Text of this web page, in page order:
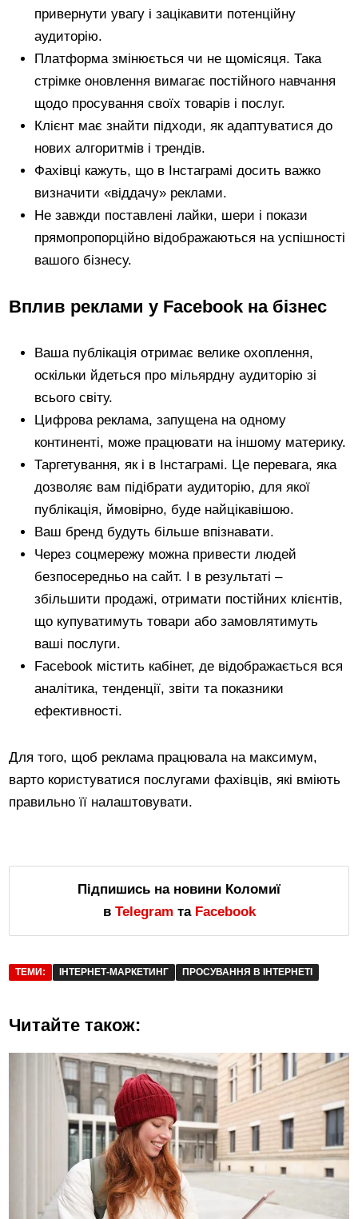
привернути увагу і зацікавити потенційну
аудиторію.
Платформа змінюється чи не щомісяця. Така
стрімке оновлення вимагає постійного навчання
щодо просування своїх товарів і послуг.
Клієнт має знайти підходи, як адаптуватися до
нових алгоритмів і трендів.
Фахівці кажуть, що в Інстаграмі досить важко
визначити «віддачу» реклами.
Не завжди поставлені лайки, шери і покази
прямопропорційно відображаються на успішності
вашого бізнесу.
Вплив реклами у Facebook на бізнес
Ваша публікація отримає велике охоплення,
оскільки йдеться про мільярдну аудиторію зі
всього світу.
Цифрова реклама, запущена на одному
континенті, може працювати на іншому материку.
Таргетування, як і в Інстаграмі. Це перевага, яка
дозволяє вам підібрати аудиторію, для якої
публікація, ймовірно, буде найцікавішою.
Ваш бренд будуть більше впізнавати.
Через соцмережу можна привести людей
безпосередньо на сайт. І в результаті –
збільшити продажі, отримати постійних клієнтів,
що купуватимуть товари або замовлятимуть
ваші послуги.
Facebook містить кабінет, де відображається вся
аналітика, тенденції, звіти та показники
ефективності.
Для того, щоб реклама працювала на максимум,
варто користуватися послугами фахівців, які вміють
правильно її налаштовувати.
Підпишись на новини Коломиї
в Telegram та Facebook
ТЕМИ: ІНТЕРНЕТ-МАРКЕТИНГ ПРОСУВАННЯ В ІНТЕРНЕТІ
Читайте також: